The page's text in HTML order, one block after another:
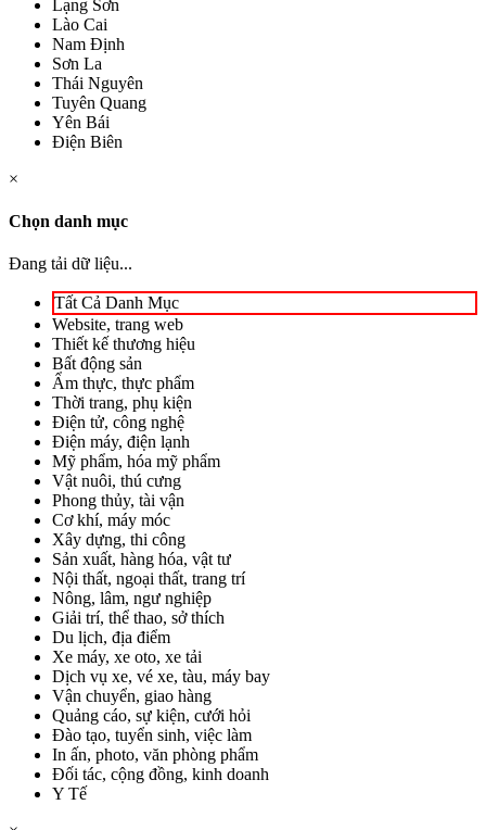
Lạng Sơn
Lào Cai
Nam Định
Sơn La
Thái Nguyên
Tuyên Quang
Yên Bái
Điện Biên
×
Chọn danh mục
Đang tải dữ liệu...
Tất Cả Danh Mục
Website, trang web
Thiết kế thương hiệu
Bất động sản
Ẩm thực, thực phẩm
Thời trang, phụ kiện
Điện tử, công nghệ
Điện máy, điện lạnh
Mỹ phẩm, hóa mỹ phẩm
Vật nuôi, thú cưng
Phong thủy, tài vận
Cơ khí, máy móc
Xây dựng, thi công
Sản xuất, hàng hóa, vật tư
Nội thất, ngoại thất, trang trí
Nông, lâm, ngư nghiệp
Giải trí, thể thao, sở thích
Du lịch, địa điểm
Xe máy, xe oto, xe tải
Dịch vụ xe, vé xe, tàu, máy bay
Vận chuyển, giao hàng
Quảng cáo, sự kiện, cưới hỏi
Đào tạo, tuyển sinh, việc làm
In ấn, photo, văn phòng phẩm
Đối tác, cộng đồng, kinh doanh
Y Tế